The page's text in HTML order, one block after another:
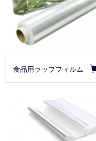
食品用ラップフィルム